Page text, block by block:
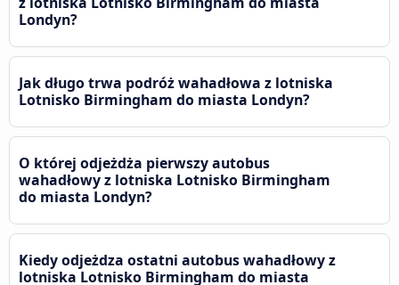
Londyn?
Jak długo trwa podróż wahadłowa z lotniska
Lotnisko Birmingham do miasta Londyn?
O której odjeżdża pierwszy autobus
wahadłowy z lotniska Lotnisko Birmingham
do miasta Londyn?
Kiedy odjeżdza ostatni autobus wahadłowy z
lotniska Lotnisko Birmingham do miasta